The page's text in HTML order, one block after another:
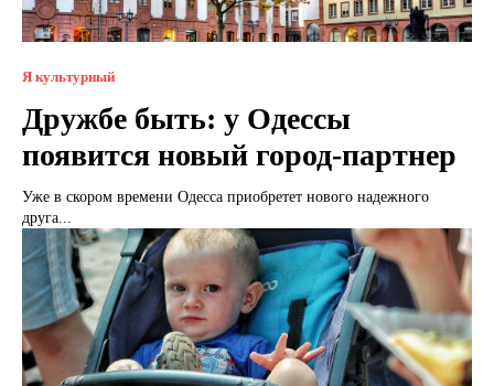
Я культурный
Дружбе быть: у Одессы
появится новый город-партнер
Уже в скором времени Одесса приобретет нового надежного
друга...